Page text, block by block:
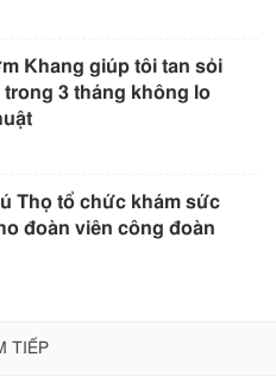
Khang giúp tôi tan sỏi
trong 3 tháng không lo
Thọ tổ chức khám sức
đoàn viên công đoàn
TIẾP